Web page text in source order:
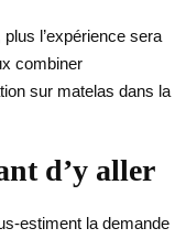
l’expérience sera
combiner
sur matelas dans la
d’y aller
estiment la demande